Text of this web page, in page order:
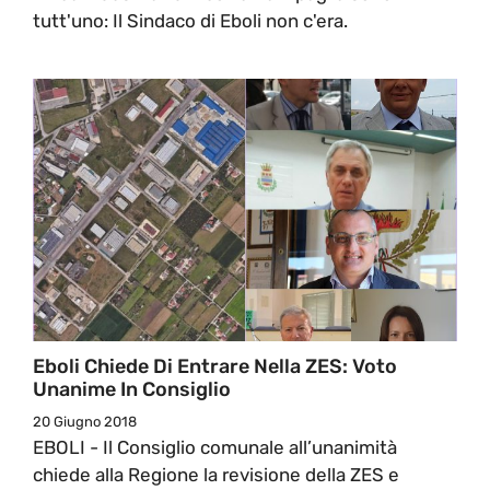
tutt'uno: Il Sindaco di Eboli non c'era.
Eboli Chiede Di Entrare Nella ZES: Voto
Unanime In Consiglio
20 Giugno 2018
EBOLI - Il Consiglio comunale all’unanimità
chiede alla Regione la revisione della ZES e